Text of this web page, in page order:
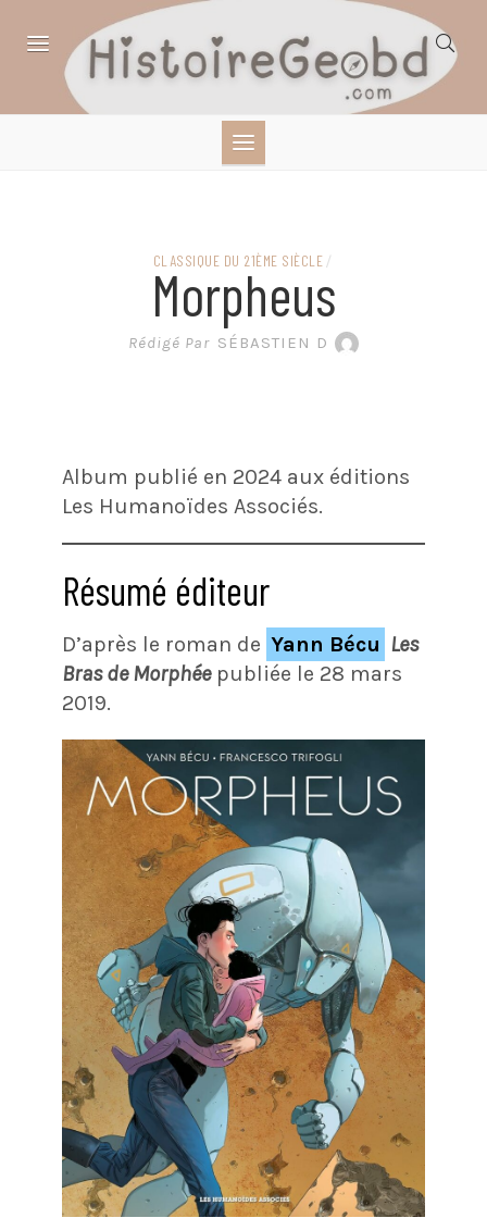
SCIENCES,
LITTÉRATURE EN
BANDE DESSINÉE
CLASSIQUE DU 21ÈME SIÈCLE /
Morpheus
Rédigé Par SÉBASTIEN D
Album publié en 2024 aux éditions
Les Humanoïdes Associés.
Résumé éditeur
D’après le roman de Yann Bécu Les
Bras de Morphéepubliée le 28 mars
2019.